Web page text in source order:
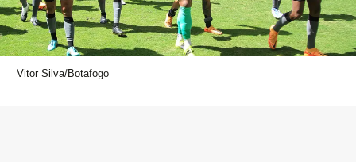
Vitor Silva/Botafogo